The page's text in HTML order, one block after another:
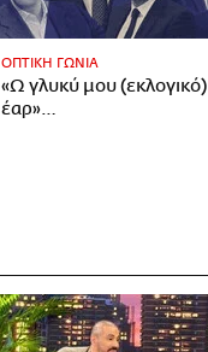
ΟΠΤΙΚΗ ΓΩΝΙΑ
«Ω γλυκύ μου (εκλογικό)
έαρ»…